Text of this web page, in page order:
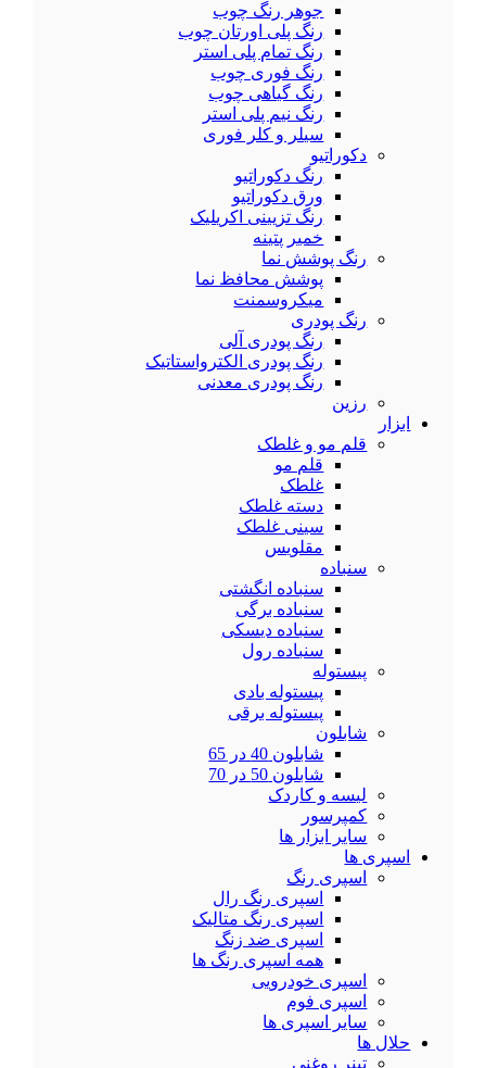
جوهر رنگ چوب
رنگ پلی اورتان چوب
رنگ تمام پلی استر
رنگ فوری چوب
رنگ گیاهی چوب
رنگ نیم پلی استر
سیلر و کلر فوری
دکوراتیو
رنگ دکوراتیو
ورق دکوراتیو
رنگ تزیینی اکریلیک
خمیر پتینه
رنگ پوشش نما
پوشش محافظ نما
میکروسمنت
رنگ پودری
رنگ پودری آلی
رنگ پودری الکترواستاتیک
رنگ پودری معدنی
رزین
ابزار
قلم مو و غلطک
قلم مو
غلطک
دسته غلطک
سینی غلطک
مقلویس
سنباده
سنباده انگشتی
سنباده برگی
سنباده دیسکی
سنباده رول
پیستوله
پیستوله بادی
پیستوله برقی
شابلون
شابلون 40 در 65
شابلون 50 در 70
لیسه و کاردک
کمپرسور
سایر ابزار ها
اسپری ها
اسپری رنگ
اسپری رنگ رال
اسپری رنگ متالیک
اسپری ضد زنگ
همه اسپری رنگ ها
اسپری خودرویی
اسپری فوم
سایر اسپری ها
حلال ها
تینر روغنی